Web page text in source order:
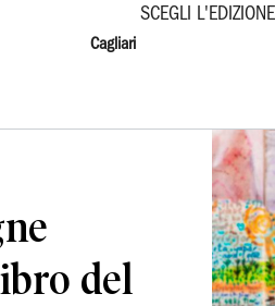
SCEGLI L'EDIZIONE
Cagliari
del